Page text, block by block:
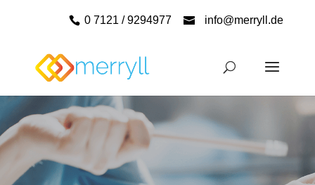
0 7121 / 9294977 info@merryll.de